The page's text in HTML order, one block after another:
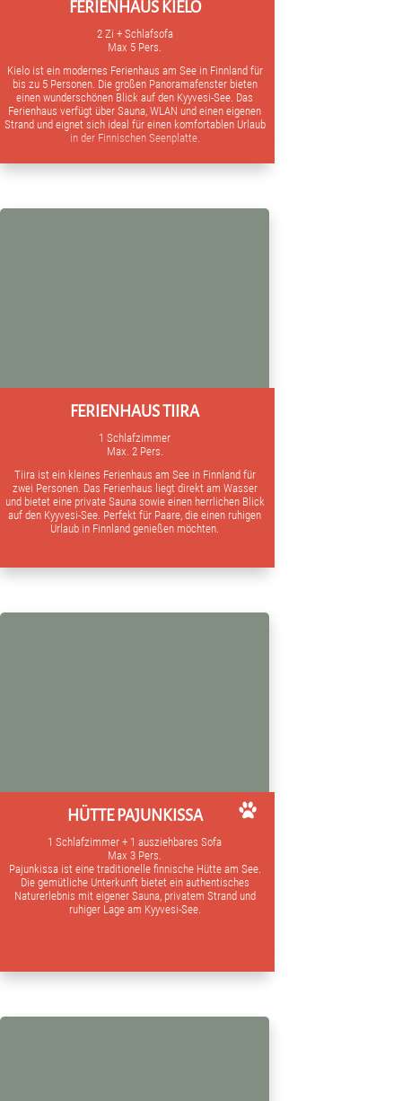
FERIENHAUS KIELO
2 Zi + Schlafsofa
Max 5 Pers.
Kielo ist ein modernes Ferienhaus am See in Finnland für
bis zu 5 Personen. Die großen Panoramafenster bieten
einen wunderschönen Blick auf den Kyyvesi-See. Das
Ferienhaus verfügt über Sauna, WLAN und einen eigenen
Strand und eignet sich ideal für einen komfortablen Urlaub
in der Finnischen Seenplatte.
FERIENHAUS TIIRA
1 Schlafzimmer
Max. 2 Pers.
Tiira ist ein kleines Ferienhaus am See in Finnland für
zwei Personen. Das Ferienhaus liegt direkt am Wasser
und bietet eine private Sauna sowie einen herrlichen Blick
auf den Kyyvesi-See. Perfekt für Paare, die einen ruhigen
Urlaub in Finnland genießen möchten.
HÜTTE PAJUNKISSA
1 Schlafzimmer + 1 ausziehbares Sofa
Max 3 Pers.
Pajunkissa ist eine traditionelle finnische Hütte am See.
Die gemütliche Unterkunft bietet ein authentisches
Naturerlebnis mit eigener Sauna, privatem Strand und
ruhiger Lage am Kyyvesi-See.